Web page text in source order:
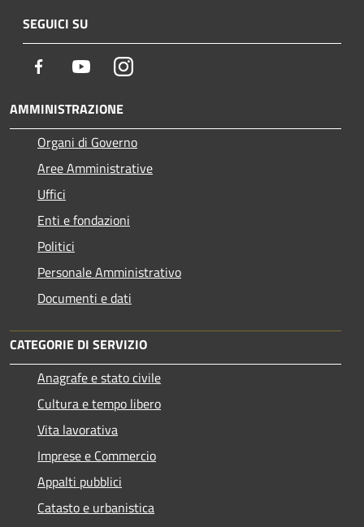
SEGUICI SU
Facebook YoutubeInstagram
AMMINISTRAZIONE
Organi di Governo
Aree Amministrative
Uffici
Enti e fondazioni
Politici
Personale Amministrativo
Documenti e dati
CATEGORIE DI SERVIZIO
Anagrafe e stato civile
Cultura e tempo libero
Vita lavorativa
Imprese e Commercio
Appalti pubblici
Catasto e urbanistica